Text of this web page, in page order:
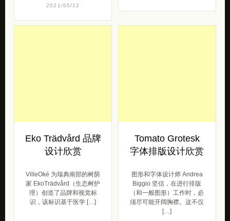
2021/05/12
Eko Trädvård 品牌
设计欣赏
VilleOké 为瑞典南部的树荫
家 EkoTrädvård（生态树护
理）创造了品牌和视觉标
识，该标识基于医学 […]
Tomato Grotesk
字体排版设计欣赏
图形和字体设计师 Andrea
Biggio 坚信，在进行排版
（和一般图形）工作时，必
须尽可能开阔胸襟。这不仅
[…]